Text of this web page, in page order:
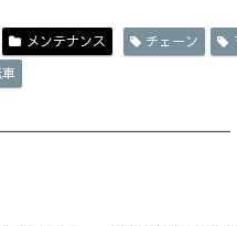
メンテナンス チェーン